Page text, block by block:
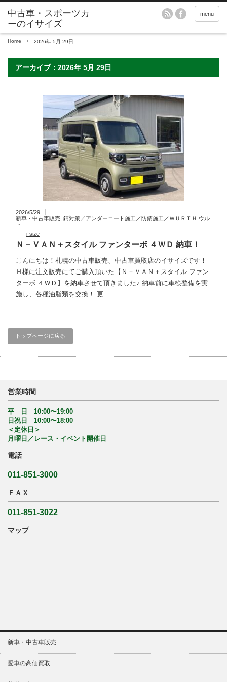
menu
Home 2026年 5月 29日
アーカイブ：2026年 5月 29日
2026/5/29
新車・中古車販売 錆対策／アンダーコート施工／防錆施工／ＷＵＲＴＨ ウル
ト
i-size
Ｎ－ＶＡＮ＋スタイル ファンターボ ４ＷＤ 納車！
こんにちは！札幌の中古車販売、中古車買取店のイサイズです！
Ｈ様に注文販売にてご購入頂いた【Ｎ－ＶＡＮ＋スタイル ファン
ターボ ４ＷＤ】を納車させて頂きました♪ 納車前に車検整備を実
施し、各種油脂類を交換！ 更…
トップページに戻る
営業時間
平 日 10:00〜19:00
日祝日 10:00〜18:00
＜定休日＞
月曜日／レース・イベント開催日
電話
011-851-3000
ＦＡＸ
011-851-3022
マップ
新車・中古車販売
愛車の高価買取